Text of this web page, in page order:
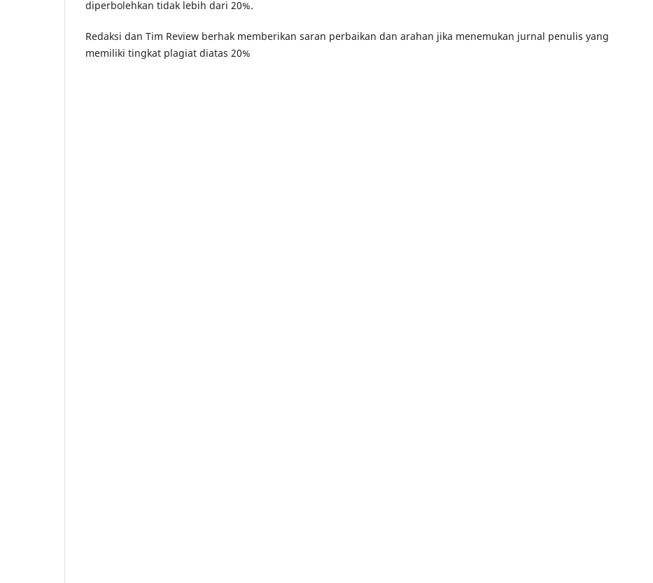
diperbolehkan tidak lebih dari 20%.
Redaksi dan Tim Review berhak memberikan saran perbaikan dan arahan jika menemukan jurnal penulis yang
memiliki tingkat plagiat diatas 20%